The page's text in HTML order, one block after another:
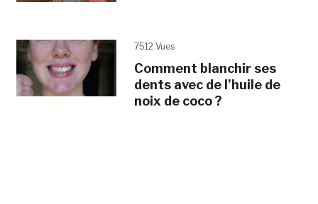
7512 Vues
Comment blanchir ses
dents avec de l’huile de
noix de coco ?